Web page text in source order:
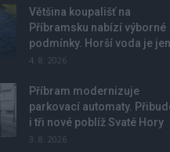
Většina koupališť na
Příbramsku nabízí výborné
podmínky. Horší voda je
4. 8. 2026
Příbram modernizuje
parkovací automaty.
i tři nové poblíž Svaté Hory
3. 8. 2026